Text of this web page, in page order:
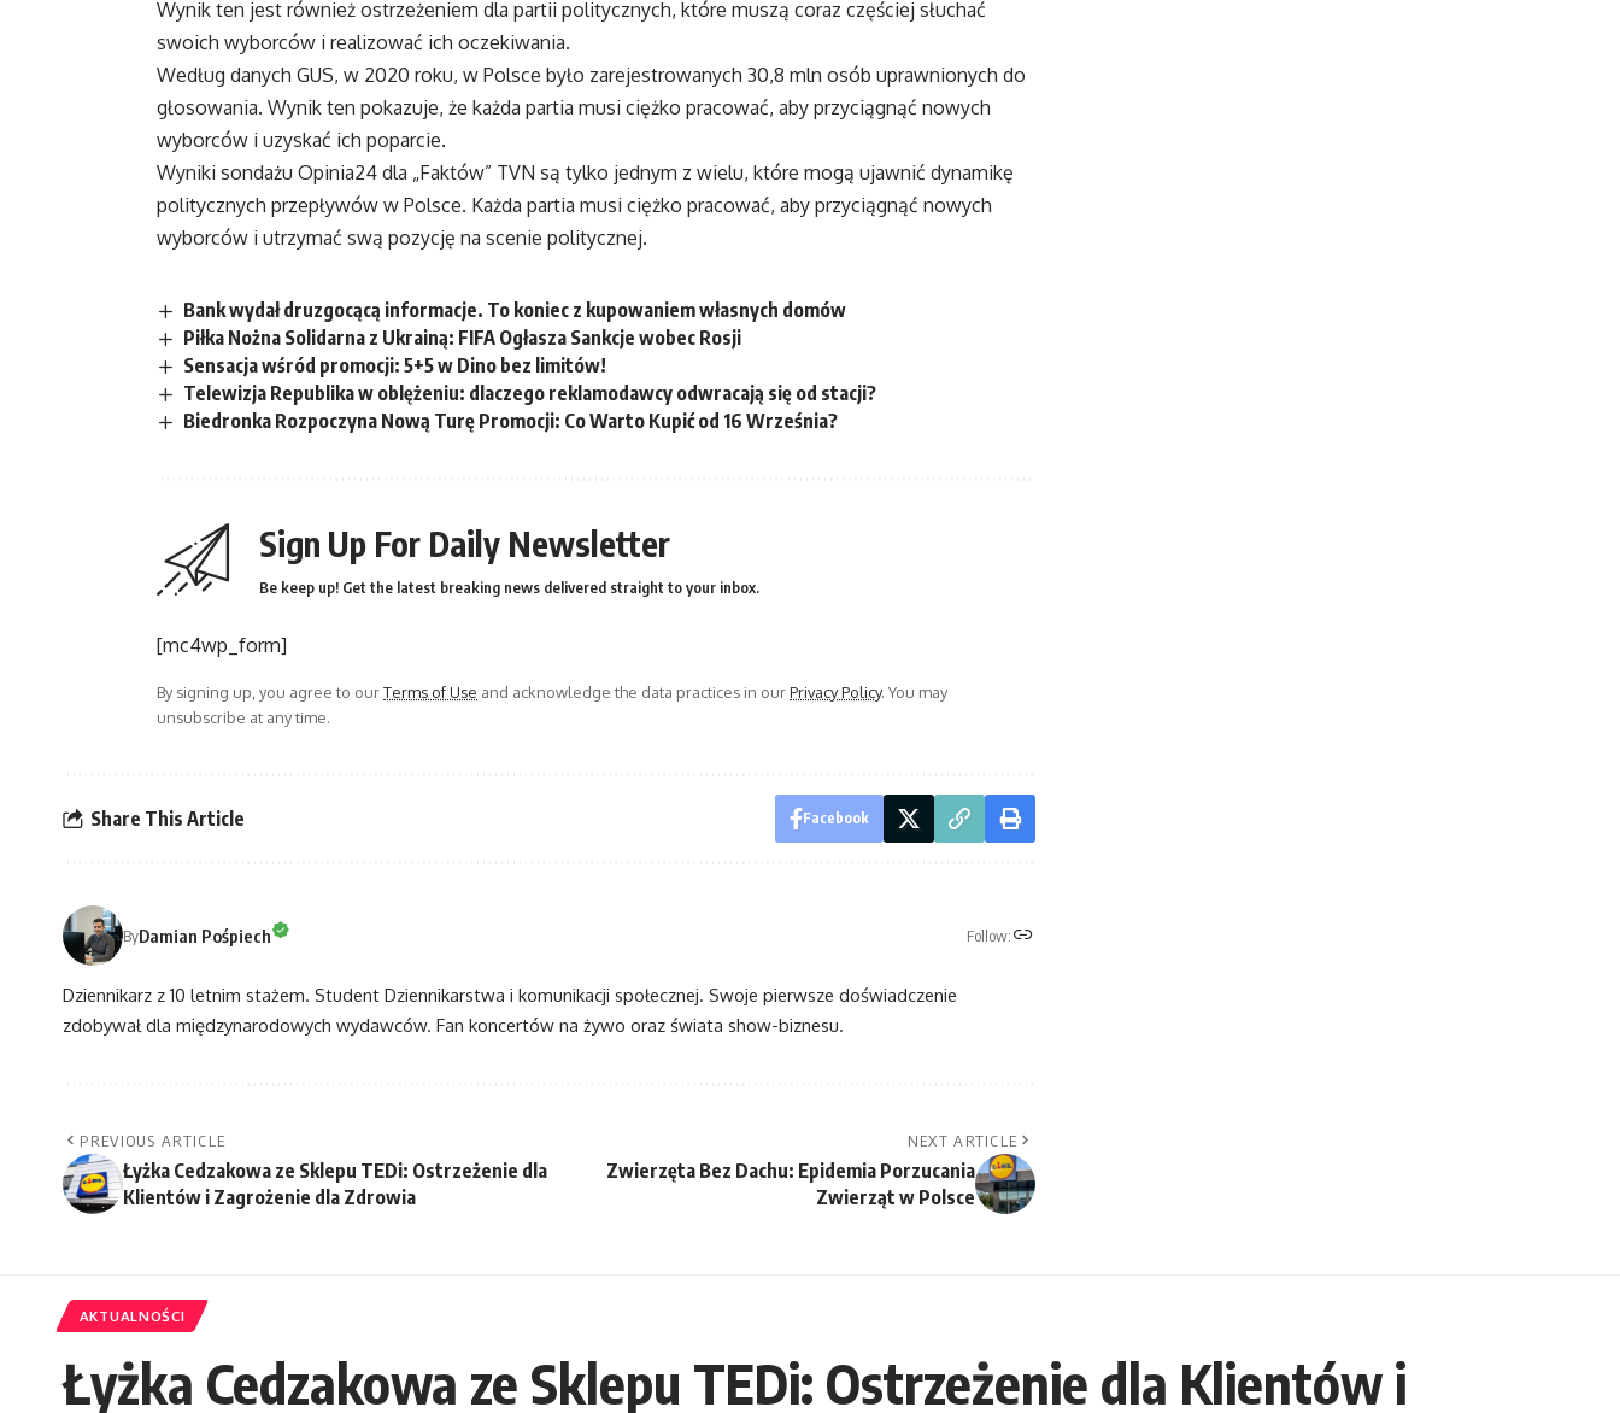
Wynik ten jest również ostrzeżeniem dla partii politycznych, które muszą coraz częściej słuchać
swoich wyborców i realizować ich oczekiwania.
Według danych GUS, w 2020 roku, w Polsce było zarejestrowanych 30,8 mln osób uprawnionych do
głosowania. Wynik ten pokazuje, że każda partia musi ciężko pracować, aby przyciągnąć nowych
wyborców i uzyskać ich poparcie.
Wyniki sondażu Opinia24 dla „Faktów” TVN są tylko jednym z wielu, które mogą ujawnić dynamikę
politycznych przepływów w Polsce. Każda partia musi ciężko pracować, aby przyciągnąć nowych
wyborców i utrzymać swą pozycję na scenie politycznej.
Bank wydał druzgocącą informacje. To koniec z kupowaniem własnych domów
Piłka Nożna Solidarna z Ukrainą: FIFA Ogłasza Sankcje wobec Rosji
Sensacja wśród promocji: 5+5 w Dino bez limitów!
Telewizja Republika w oblężeniu: dlaczego reklamodawcy odwracają się od stacji?
Biedronka Rozpoczyna Nową Turę Promocji: Co Warto Kupić od 16 Września?
Sign Up For Daily Newsletter
Be keep up! Get the latest breaking news delivered straight to your inbox.
[mc4wp_form]
By signing up, you agree to ourTerms of Use and acknowledge the data practices in ourPrivacy Policy. You may
unsubscribe at any time.
Share This Article Facebook
ByDamian Pośpiech Follow:
Dziennikarz z 10 letnim stażem. Student Dziennikarstwa i komunikacji społecznej. Swoje pierwsze doświadczenie
zdobywał dla międzynarodowych wydawców. Fan koncertów na żywo oraz świata show-biznesu.
PREVIOUS ARTICLE
Łyżka Cedzakowa ze Sklepu TEDi: Ostrzeżenie dla
Klientów i Zagrożenie dla Zdrowia
NEXT ARTICLE
Zwierzęta Bez Dachu: Epidemia Porzucania
Zwierząt w Polsce
AKTUALNOŚCI
Łyżka Cedzakowa ze Sklepu TEDi: Ostrzeżenie dla Klientów i